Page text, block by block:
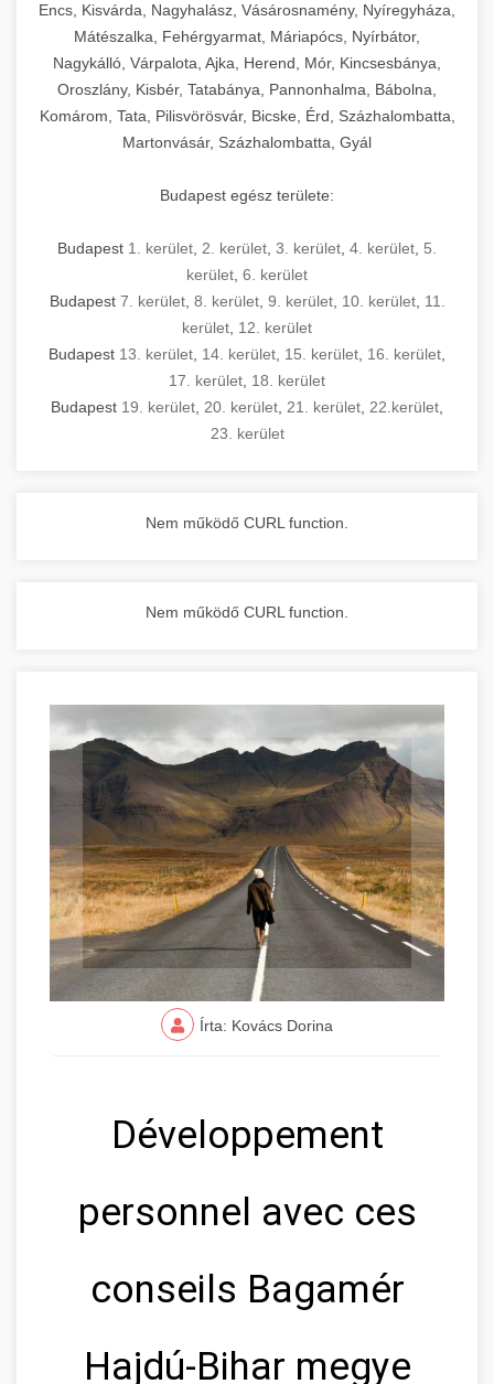
Encs, Kisvárda, Nagyhalász, Vásárosnamény, Nyíregyháza,
Mátészalka, Fehérgyarmat, Máriapócs, Nyírbátor,
Nagykálló, Várpalota, Ajka, Herend, Mór, Kincsesbánya,
Oroszlány, Kisbér, Tatabánya, Pannonhalma, Bábolna,
Komárom, Tata, Pilisvörösvár, Bicske, Érd, Százhalombatta,
Martonvásár, Százhalombatta, Gyál
Budapest egész területe:
Budapest 1. kerület 2. kerület 3. kerület 4. kerület 5.
kerület 6. kerület
Budapest 7. kerület, 8. kerület, 9. kerület, 10. kerület, 11.
kerület 12. kerület
Budapest 13. kerület 14. kerület 15. kerület 16. kerület
17. kerület 18. kerület
Budapest 19. kerület 20. kerület 21. kerület 22.kerület
23. kerület
Nem működő CURL function.
Nem működő CURL function.
Írta: Kovács Dorina
Développement
personnel avec ces
conseils Bagamér
Hajdú-Bihar megye